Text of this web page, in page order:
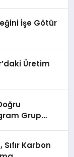
İşe Götür
Üretim
Grup
Karbon